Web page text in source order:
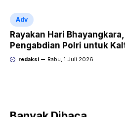
Adv
Rayakan Hari
Pengabdian Polri untuk
redaksi Rabu, 1 Juli 2026